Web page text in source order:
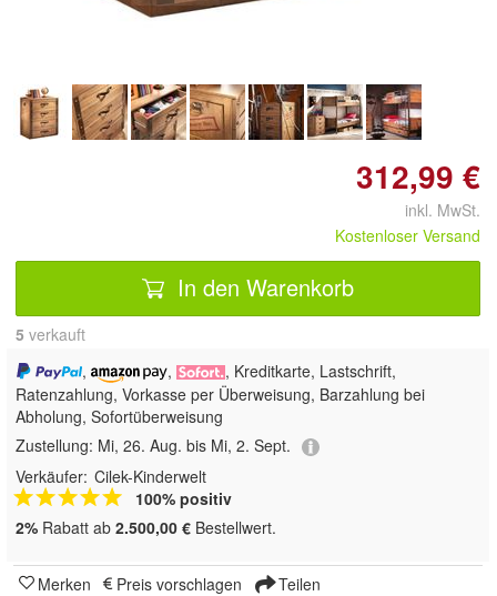
312,99 €
inkl. MwSt.
Kostenloser Versand
In den Warenkorb
5 verkauft
,
,
, Kreditkarte, Lastschrift,
Ratenzahlung, Vorkasse per Überweisung, Barzahlung bei
Abholung, Sofortüberweisung
Zustellung: Mi, 26. Aug. bis Mi, 2. Sept.
Verkäufer: Cilek-Kinderwelt
100% positiv
2% Rabatt ab 2.500,00 € Bestellwert.
Merken Preis vorschlagen Teilen